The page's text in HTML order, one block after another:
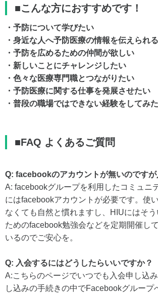
■こんな方におすすめです！
・予防について学びたい
・身近な人へ予防医療の情報を伝えられ
・予防を広めるための仲間が欲しい
・新しいことにチャレンジしたい
・色々な医療専門職とつながりたい
・予防医療に関する仕事を発展させたい
・普段の職場ではできない経験をしてみ
■FAQ よくあるご質問
Q: facebookのアカウントが無いのですが
A: facebookグループを利用したコミュニ
にはfacebookアカウントが必要です。使
なくても自然と慣れますし、HIUにはそ
ためのfacebook勉強会などを定期開催し
いるのでご安心を。
Q: 入会するにはどうしたらいいですか？
A:こちらのページでいつでも入会申し込
し込みの手続きの中でFacebookグループ